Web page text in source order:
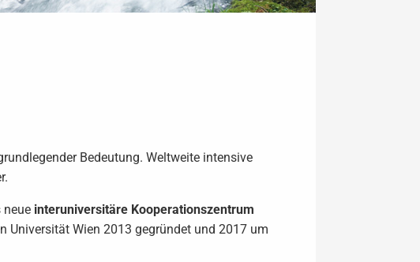
Bedeutung. Weltweite intensive
neue interuniversitäre Kooperationszentrum
Universität Wien 2013 gegründet und 2017 um